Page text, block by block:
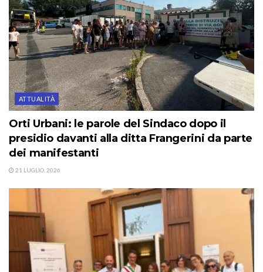
ATTUALITÀ
Orti Urbani: le parole del Sindaco dopo il
presidio davanti alla ditta Frangerini da parte
dei manifestanti
21 LUGLIO, 2026